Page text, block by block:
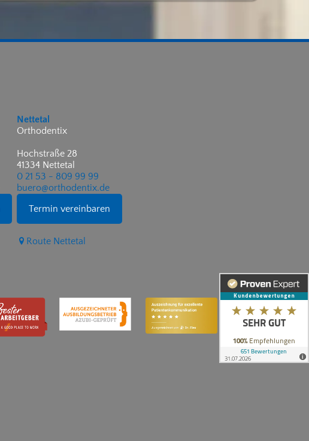
Nettetal
Orthodentix
Hochstraße 28
41334 Nettetal
0 21 53 - 809 99 99
buero@orthodentix.de
Termin vereinbaren
Route Nettetal